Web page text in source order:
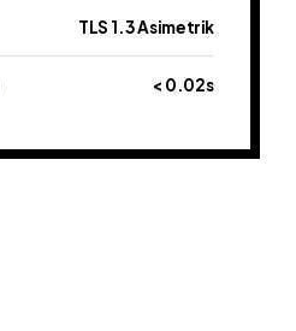
TLS 1.3 Asimetrik
< 0.02s